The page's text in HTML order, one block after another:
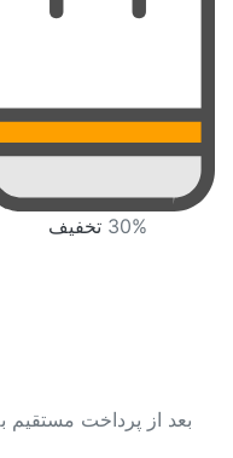
30% تخفیف
بعد از پرداخت